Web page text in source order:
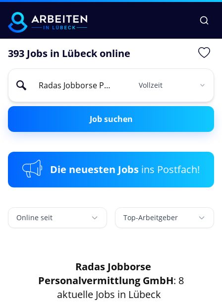
393 Jobs in Lübeck online
Job suchen
Die neuesten Jobs ins Postfach!
Online seit Top-Arbeitgeber
Radas Jobborse
Personalvermittlung GmbH: 8
aktuelle Jobs in Lübeck